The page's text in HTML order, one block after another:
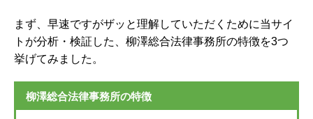
まず、早速ですがザッと理解していただくために当サイ
トが分析・検証した、柳澤総合法律事務所の特徴を3つ
挙げてみました。
柳澤総合法律事務所の特徴